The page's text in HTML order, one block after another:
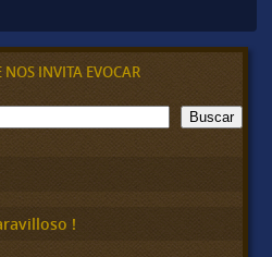
NOS INVITA EVOCAR
Buscar
!